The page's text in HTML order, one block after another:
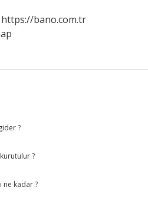
https://bano.com.tr
?
?
ne kadar ?